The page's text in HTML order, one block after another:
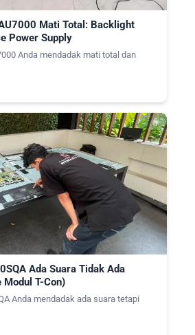
Mati Total: Backlight
Power Supply
Anda mendadak mati total dan
Ada Suara Tidak Ada
T-Con)
Anda mendadak ada suara tetapi